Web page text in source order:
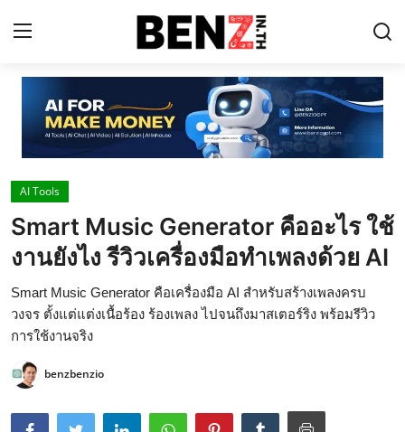
Home
Contact
AI Tools
ChatGPT Prompts
ThaiGPT Builder
AI Tools
Smart Music Generator คืออะไร ใช้
งานยังไง รีวิวเครื่องมือทำเพลงด้วย AI
Smart Music Generator คือเครื่องมือ AI สำหรับสร้างเพลงครบ
วงจร ตั้งแต่แต่งเนื้อร้อง ร้องเพลง ไปจนถึงมาสเตอร์ริง พร้อมรีวิว
การใช้งานจริง
benzbenzio